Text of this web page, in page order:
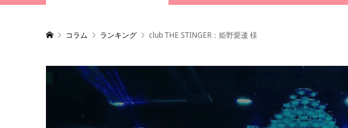
コラム ランキング club THE STINGER：姫野愛逶 様